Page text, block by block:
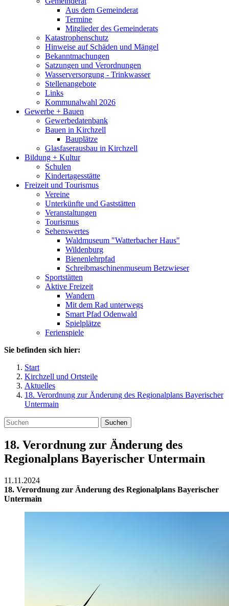
Aus dem Gemeinderat
Termine
Mitglieder des Gemeinderats
Katastrophenschutz
Hinweise auf Schäden und Mängel
Bekanntmachungen
Satzungen und Verordnungen
Wasserversorgung - Trinkwasser
Stellenangebote
Links
Kommunalwahl 2026
Gewerbe + Bauen
Gewerbedatenbank
Bauen in Kirchzell
Bauplätze
Glasfaserausbau in Kirchzell
Bildung + Kultur
Schulen
Kindertagesstätte
Freizeit und Tourismus
Vereine
Unterkünfte und Gaststätten
Veranstaltungen
Tourismus
Sehenswertes
Waldmuseum "Watterbacher Haus"
Wildenburg
Bienenlehrpfad
Schreibmaschinenmuseum Betzwieser
Sportstätten
Aktive Freizeit
Wandern
Mit dem Rad unterwegs
Smart Pfad Odenwald
Spielplätze
Ferienspiele
Sie befinden sich hier:
Start
Kirchzell und Ortsteile
Aktuelles
18. Verordnung zur Änderung des Regionalplans Bayerischer
Untermain
Suchen
18. Verordnung zur Änderung des
Regionalplans Bayerischer Untermain
11.11.2024
18. Verordnung zur Änderung des Regionalplans Bayerischer
Untermain